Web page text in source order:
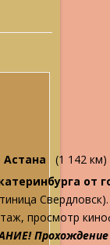
Астана (1 142 км)
от
просмотр
Прохождение